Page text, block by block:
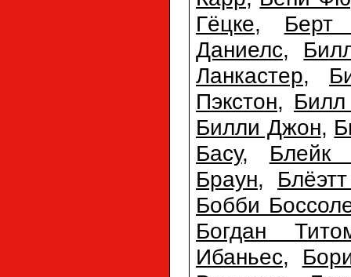
Гёцке, Берт
Даниелс,
Ланкастер,
Пэкстон,
Билли Джон,
Басу, Блейк
Браун,
Бобби
Богдан
Ибаньес,